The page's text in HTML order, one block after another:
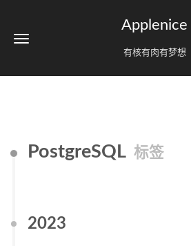
Applenice
有核有肉有梦想
PostgreSQL 标签
2023